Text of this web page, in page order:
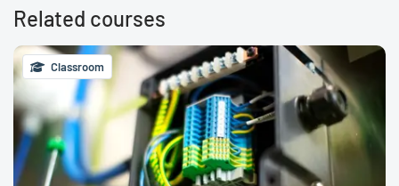
Related courses
Classroom